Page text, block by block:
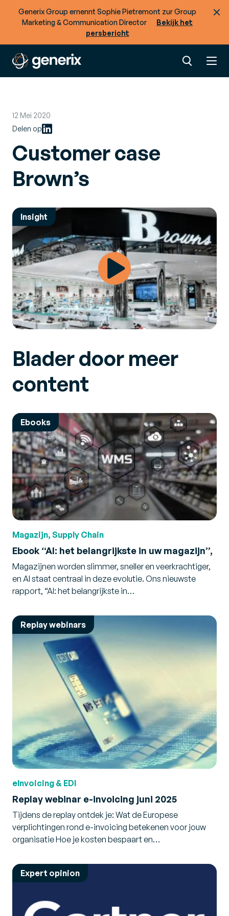
Generix Group ernennt Sophie Pietremont zur Group
Marketing & Communication Director
Bekijk het
persbericht
12 Mei 2020
Delen op
Customer case
Brown’s
Insight
Blader door meer
content
Ebooks
Magazijn, Supply Chain
Ebook “AI: het belangrijkste in uw magazijn”,
Magazijnen worden slimmer, sneller en veerkrachtiger,
en AI staat centraal in deze evolutie. Ons nieuwste
rapport, “AI: het belangrijkste in…
Replay webinars
eInvoicing & EDI
Replay webinar e-invoicing juni 2025
Tijdens de replay ontdek je: Wat de Europese
verplichtingen rond e-invoicing betekenen voor jouw
organisatie Hoe je kosten bespaart en…
Expert opinion